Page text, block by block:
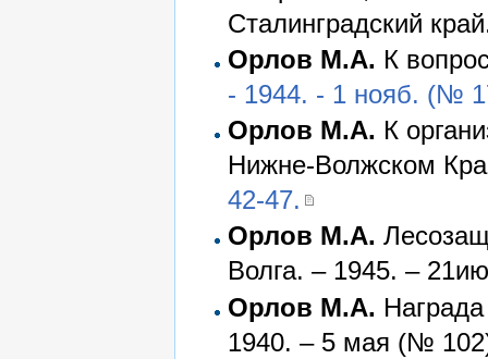
Сталинградский
Орлов М.А. К
- 1944. - 1 нояб. (№
Орлов М.А. К
Нижне-Волжском
42-47.
Орлов М.А.
Волга. – 1945. –
Орлов М.А.
1940. – 5 мая (№